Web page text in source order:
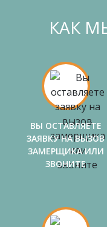
КАК
ВЫ ОСТАВЛЯЕТЕ
ЗАЯВКУ НА ВЫЗОВ
ЗАМЕРЩИКА ИЛИ
ЗВОНИТЕ